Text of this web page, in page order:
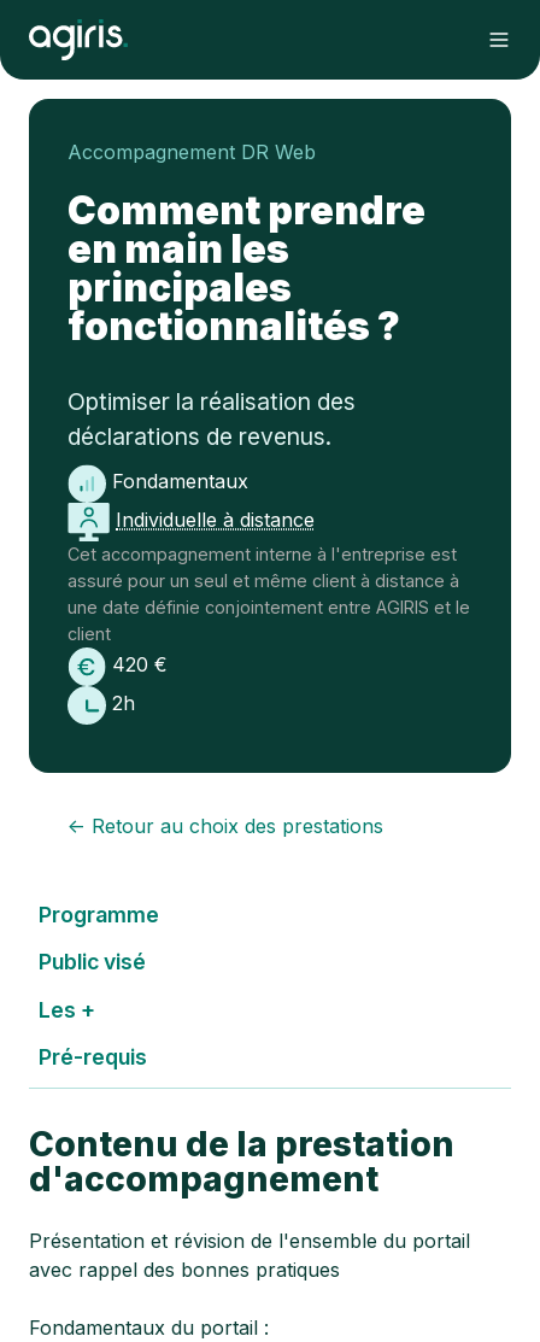
Accompagnement DR Web
Comment prendre
en main les
principales
fonctionnalités ?
Optimiser la réalisation des
déclarations de revenus.
Fondamentaux
Individuelle à distance
Cet accompagnement interne à l'entreprise est
assuré pour un seul et même client à distance à
une date définie conjointement entre AGIRIS et le
client
420 €
2h
← Retour au choix des prestations
Programme
Public visé
Les +
Pré-requis
Contenu de la prestation
d'accompagnement
Présentation et révision de l'ensemble du portail
avec rappel des bonnes pratiques
Fondamentaux du portail :